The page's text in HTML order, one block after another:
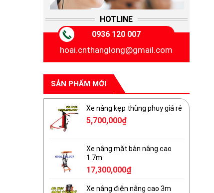
HOTLINE
0936 120 007
hoai.cnthanglong@gmail.com
SẢN PHẨM MỚI
Xe nâng kẹp thùng phuy giá rẻ
5,700,000₫
Xe nâng mặt bàn nâng cao
1.7m
17,300,000₫
Xe nâng điện nâng cao 3m